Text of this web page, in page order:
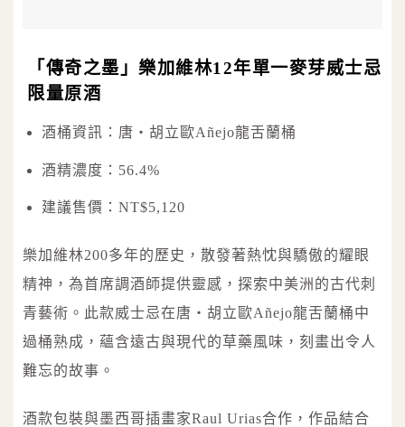
「傳奇之墨」樂加維林12年單一麥芽威士忌
限量原酒
酒桶資訊：唐‧胡立歐Añejo龍舌蘭桶
酒精濃度：56.4%
建議售價：NT$5,120
樂加維林200多年的歷史，散發著熱忱與驕傲的耀眼
精神，為首席調酒師提供靈感，探索中美洲的古代刺
青藝術。此款威士忌在唐‧胡立歐Añejo龍舌蘭桶中
過桶熟成，蘊含遠古與現代的草藥風味，刻畫出令人
難忘的故事。
酒款包裝與墨西哥插畫家Raul Urias合作，作品結合